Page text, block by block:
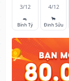
3/12
🐀
Bính Tý
4/12
🐂
Đinh Sửu